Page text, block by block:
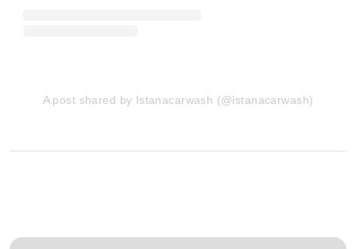
A post shared by Istanacarwash (@istanacarwash)